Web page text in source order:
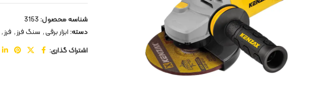
شناسه محصول:3153
دسته:ابزار برقی, سنگ فرز, فرز,
اشتراک گذاری: